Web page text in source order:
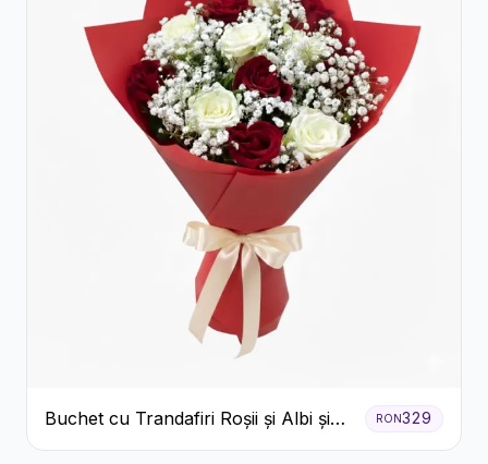
Buchet cu Trandafiri Roșii și Albi și
Gypsophila
RON329